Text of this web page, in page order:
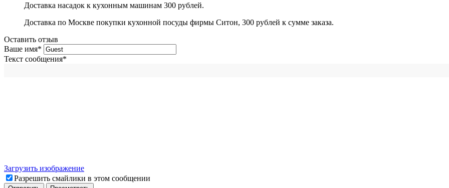
Доставка насадок к кухонным машинам 300 рублей.
Доставка по Москве покупки кухонной посуды фирмы Ситон, 300 рублей к сумме заказа.
Оставить отзыв
Ваше имя*
Текст сообщения*
Загрузить изображение
Разрешить смайлики в этом сообщении